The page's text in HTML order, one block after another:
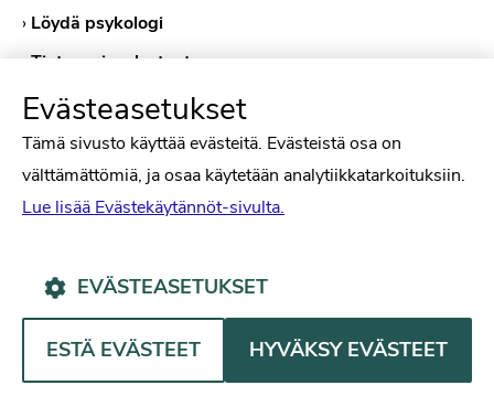
› Löydä psykologi
›Tietosuojaselosteet
›Evästekäytännöt
Psykologiliitto Facebookissa
Psykologiliitto Instagramissa
Psykologiliitto LinkedInissä
Psykologiliitto
Evästeasetukset
Tämä sivusto käyttää evästeitä. Evästeistä osa on
välttämättömiä, ja osaa käytetään analytiikkatarkoituksiin.
Lue lisää Evästekäytännöt-sivulta.
EVÄSTEASETUKSET
ESTÄ EVÄSTEET HYVÄKSY EVÄSTEET